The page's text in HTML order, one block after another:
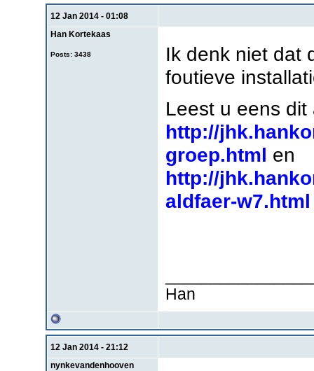
12 Jan 2014 - 01:08
Han Kortekaas
Posts: 3438
Ik denk niet dat
foutieve
Leest u eens dit
http://
groep.html en
http://
aldfaer-w7.html
Han
12 Jan 2014 - 21:12
nynkevandenhooven